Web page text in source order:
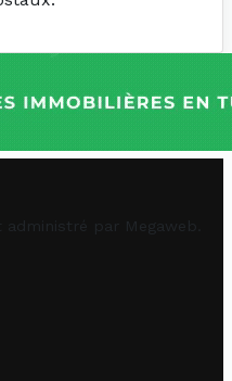
administré par Megaweb